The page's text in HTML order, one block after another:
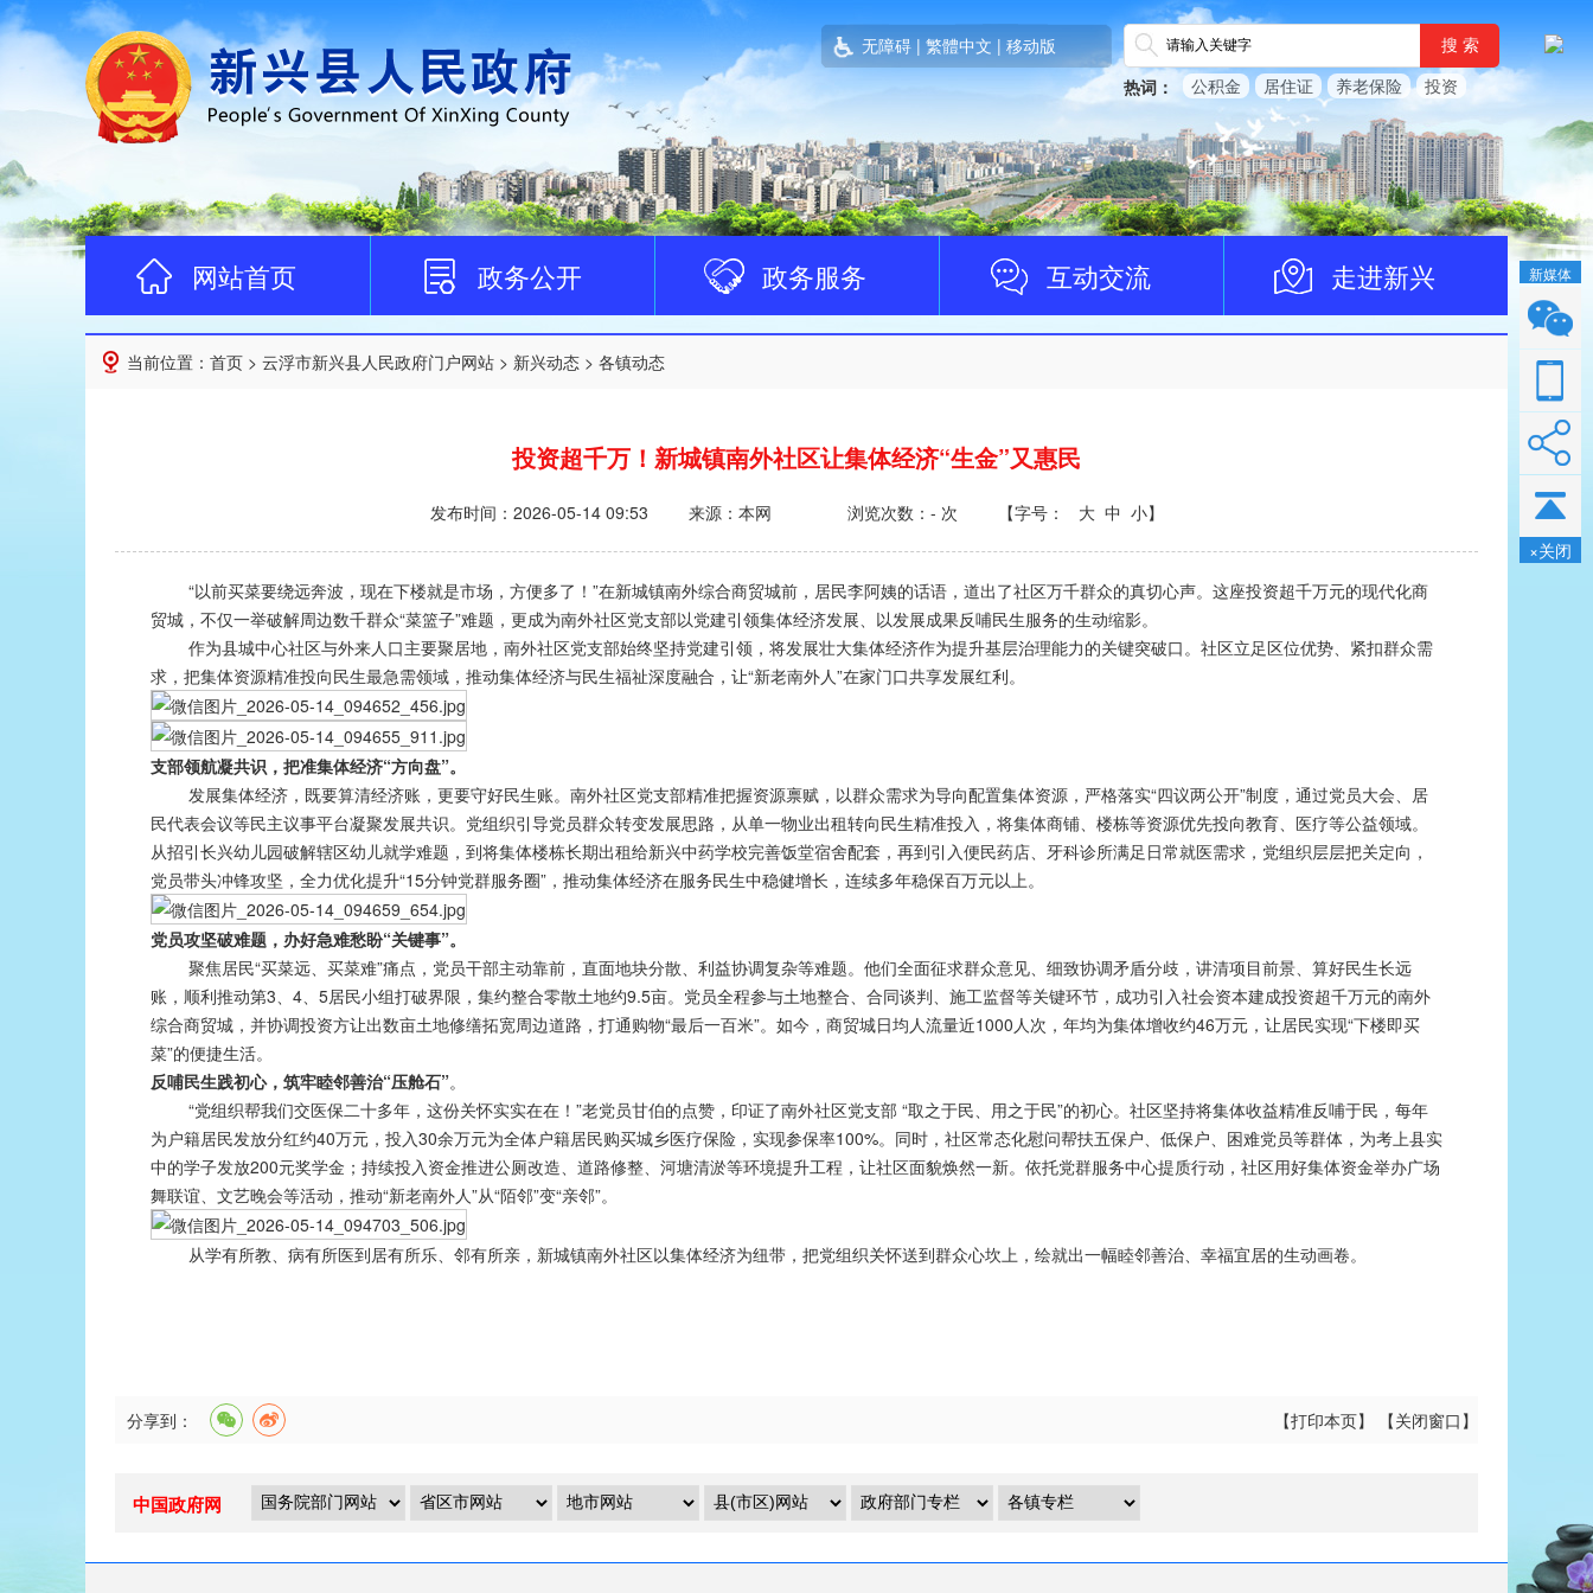
无障碍 | 繁體中文 | 移动版 搜 索
热词： 公积金 居住证 养老保险 投资
网站首页 政务公开 政务服务 互动交流 走进新兴
当前位置： 首页 > 云浮市新兴县人民政府门户网站 > 新兴动态 > 各镇动态
投资超千万！新城镇南外社区让集体经济“生金”又惠民
发布时间： 2026-05-14 09:53 来源：本网 浏览次数： - 次 【字号： 大 中 小】
“以前买菜要绕远奔波，现在下楼就是市场，方便多了！”在新城镇南外综合商贸城前，居民李阿姨的话语，道出了社区万千群众的真切心声。这座投资超千万元的现代化商
贸城，不仅一举破解周边数千群众“菜篮子”难题，更成为南外社区党支部以党建引领集体经济发展、以发展成果反哺民生服务的生动缩影。
作为县城中心社区与外来人口主要聚居地，南外社区党支部始终坚持党建引领，将发展壮大集体经济作为提升基层治理能力的关键突破口。社区立足区位优势、紧扣群众需
求，把集体资源精准投向民生最急需领域，推动集体经济与民生福祉深度融合，让“新老南外人”在家门口共享发展红利。
支部领航凝共识，把准集体经济“方向盘”。
发展集体经济，既要算清经济账，更要守好民生账。南外社区党支部精准把握资源禀赋，以群众需求为导向配置集体资源，严格落实“四议两公开”制度，通过党员大会、居
民代表会议等民主议事平台凝聚发展共识。党组织引导党员群众转变发展思路，从单一物业出租转向民生精准投入，将集体商铺、楼栋等资源优先投向教育、医疗等公益领域。
从招引长兴幼儿园破解辖区幼儿就学难题，到将集体楼栋长期出租给新兴中药学校完善饭堂宿舍配套，再到引入便民药店、牙科诊所满足日常就医需求，党组织层层把关定向，
党员带头冲锋攻坚，全力优化提升“15分钟党群服务圈”，推动集体经济在服务民生中稳健增长，连续多年稳保百万元以上。
党员攻坚破难题，办好急难愁盼“关键事”。
聚焦居民“买菜远、买菜难”痛点，党员干部主动靠前，直面地块分散、利益协调复杂等难题。他们全面征求群众意见、细致协调矛盾分歧，讲清项目前景、算好民生长远
账，顺利推动第3、4、5居民小组打破界限，集约整合零散土地约9.5亩。党员全程参与土地整合、合同谈判、施工监督等关键环节，成功引入社会资本建成投资超千万元的南外
综合商贸城，并协调投资方让出数亩土地修缮拓宽周边道路，打通购物“最后一百米”。如今，商贸城日均人流量近1000人次，年均为集体增收约46万元，让居民实现“下楼即买
菜”的便捷生活。
反哺民生践初心，筑牢睦邻善治“压舱石”。
“党组织帮我们交医保二十多年，这份关怀实实在在！”老党员甘伯的点赞，印证了南外社区党支部 “取之于民、用之于民”的初心。社区坚持将集体收益精准反哺于民，每年
为户籍居民发放分红约40万元，投入30余万元为全体户籍居民购买城乡医疗保险，实现参保率100%。同时，社区常态化慰问帮扶五保户、低保户、困难党员等群体，为考上县实
中的学子发放200元奖学金；持续投入资金推进公厕改造、道路修整、河塘清淤等环境提升工程，让社区面貌焕然一新。依托党群服务中心提质行动，社区用好集体资金举办广场
舞联谊、文艺晚会等活动，推动“新老南外人”从“陌邻”变“亲邻”。
从学有所教、病有所医到居有所乐、邻有所亲，新城镇南外社区以集体经济为纽带，把党组织关怀送到群众心坎上，绘就出一幅睦邻善治、幸福宜居的生动画卷。
分享到： 【打印本页】 【关闭窗口 】
中国政府网
新媒体
×关闭